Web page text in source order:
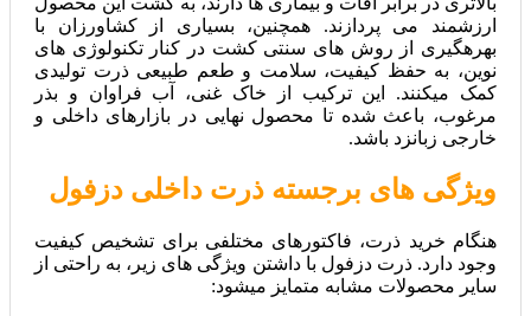
ارزشمند می‌ پردازند. همچنین، بسیاری از کشاورزان با
بهرهگیری از روش‌ های سنتی کشت در کنار تکنولوژی‌ های
نوین، به حفظ کیفیت، سلامت و طعم طبیعی ذرت تولیدی
کمک میکنند. این ترکیب از خاک غنی، آب فراوان و بذر
مرغوب، باعث شده تا محصول نهایی در بازارهای داخلی و
خارجی زبانزد باشد.
ویژگی‌ های برجسته ذرت داخلی دزفول
هنگام خرید ذرت، فاکتورهای مختلفی برای تشخیص کیفیت
وجود دارد. ذرت دزفول با داشتن ویژگی‌ های زیر، به راحتی از
سایر محصولات مشابه متمایز میشود: